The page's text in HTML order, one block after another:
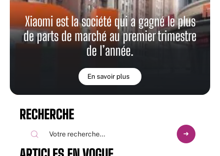
Xiaomi est la société qui a gagné le plus
de parts de marché au premier trimestre
de l’année.
En savoir plus
RECHERCHE